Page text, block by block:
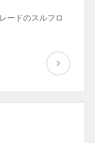
ードのスルフロ